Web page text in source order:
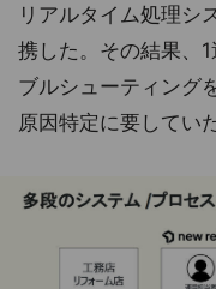
リアルタイム処理シ
携した。その結果、
ブルシューティング
原因特定に要してい